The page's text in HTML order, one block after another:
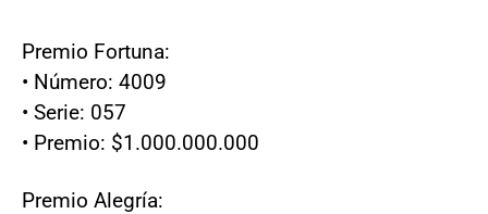
Premio Fortuna:
• Número: 4009
• Serie: 057
• Premio: $1.000.000.000
Premio Alegría: